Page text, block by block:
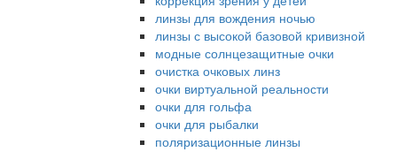
линзы для вождения ночью
линзы с высокой базовой кривизной
модные солнцезащитные очки
очистка очковых линз
очки виртуальной реальности
очки для гольфа
очки для рыбалки
поляризационные линзы